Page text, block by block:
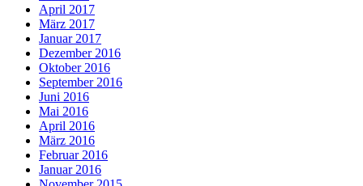
April 2017
März 2017
Januar 2017
Dezember 2016
Oktober 2016
September 2016
Juni 2016
Mai 2016
April 2016
März 2016
Februar 2016
Januar 2016